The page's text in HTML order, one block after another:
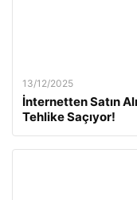
13/12/2025
İnternetten Satın
Tehlike Saçıyor!